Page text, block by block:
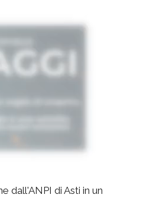
dall'ANPI di Asti in un